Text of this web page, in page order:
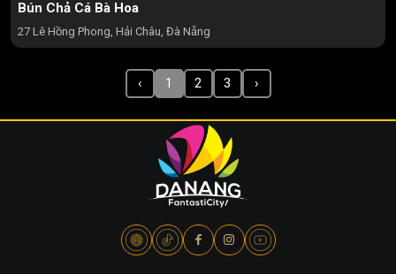
Bún Chả Cá Bà Hoa
27 Lê Hồng Phong, Hải Châu, Đà Nẵng
‹ 1 2 3 ›